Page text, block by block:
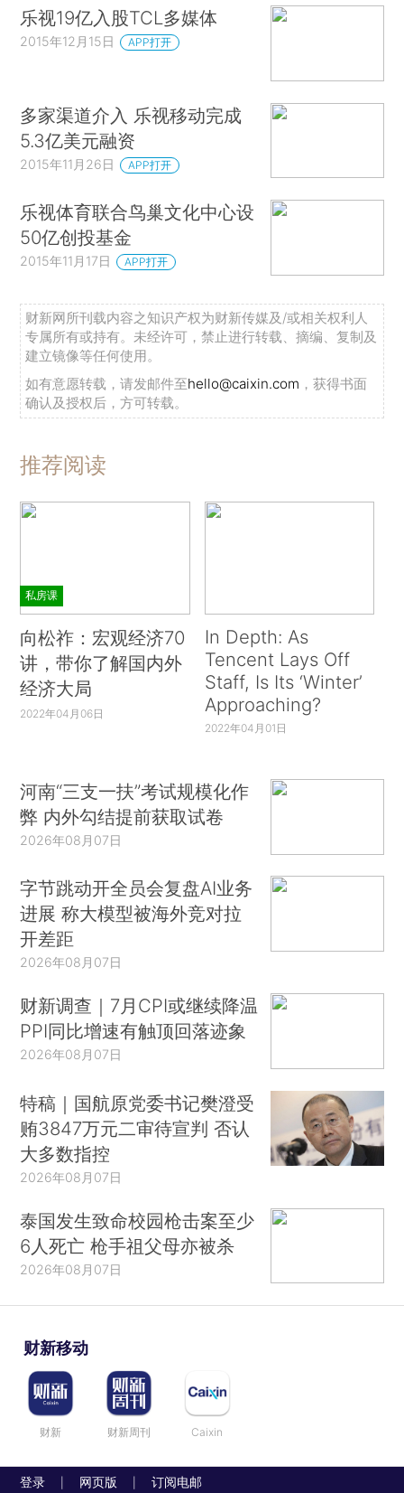
乐视19亿入股TCL多媒体
2015年12月15日 APP打开
多家渠道介入 乐视移动完成
5.3亿美元融资
2015年11月26日 APP打开
乐视体育联合鸟巢文化中心设
50亿创投基金
2015年11月17日 APP打开
财新网所刊载内容之知识产权为财新传媒及/或相关权利人
专属所有或持有。未经许可，禁止进行转载、摘编、复制及
建立镜像等任何使用。
如有意愿转载，请发邮件至hello@caixin.com ，获得书面
确认及授权后，方可转载。
推荐阅读
私房课
向松祚：宏观经济70
讲，带你了解国内外
经济大局
2022年04月06日
In Depth: As
Tencent Lays Off
Staff, Is Its ‘Winter’
Approaching?
2022年04月01日
河南“三支一扶”考试规模化作
弊 内外勾结提前获取试卷
2026年08月07日
字节跳动开全员会复盘AI业务
进展 称大模型被海外竞对拉
开差距
2026年08月07日
财新调查｜7月CPI或继续降温
PPI同比增速有触顶回落迹象
2026年08月07日
特稿｜国航原党委书记樊澄受
贿3847万元二审待宣判 否认
大多数指控
2026年08月07日
泰国发生致命校园枪击案至少
6人死亡 枪手祖父母亦被杀
2026年08月07日
财新移动
财新 财新周刊 Caixin
登录 网页版 订阅电邮